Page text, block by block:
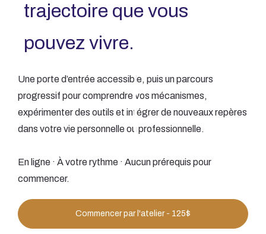
trajectoire que vous
pouvez vivre.
Une porte d’entrée accessible, puis un parcours
progressif pour comprendre vos mécanismes,
expérimenter des outils et intégrer de nouveaux repères
dans votre vie personnelle ou professionnelle.
En ligne · À votre rythme · Aucun prérequis pour
commencer.
Commencer par l'atelier - 125$